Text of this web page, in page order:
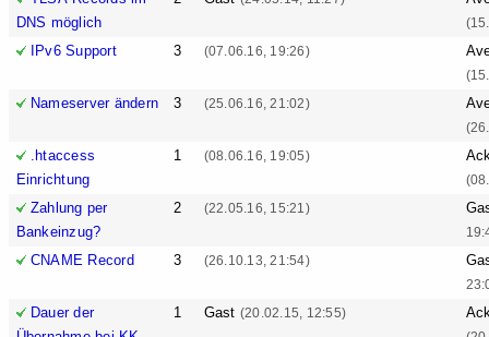
DNS möglich
IPv6 Support 3 (07.06.16, 19:26)
Nameserver ändern 3 (25.06.16, 21:02)
.htaccess
Einrichtung
1 (08.06.16, 19:05)
Zahlung per
Bankeinzug?
2 (22.05.16, 15:21)
CNAME Record 3 (26.10.13, 21:54)
Dauer der
1 Gast (20.02.15, 12:55)